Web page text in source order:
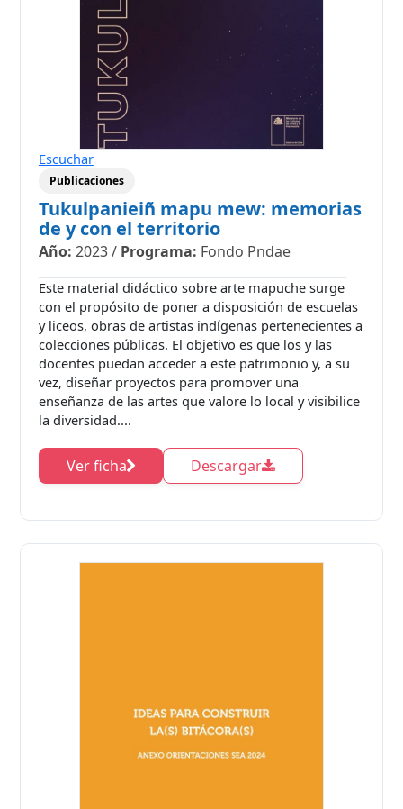
Escuchar
Publicaciones
Tukulpanieiñ mapu mew: memorias
de y con el territorio
Año: 2023/ Programa: Fondo Pndae
Este material didáctico sobre arte mapuche surge
con el propósito de poner a disposición de escuelas
y liceos, obras de artistas indígenas pertenecientes a
colecciones públicas. El objetivo es que los y las
docentes puedan acceder a este patrimonio y, a su
vez, diseñar proyectos para promover una
enseñanza de las artes que valore lo local y visibilice
la diversidad....
Ver ficha Descargar